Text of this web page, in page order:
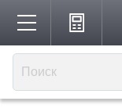
Каталог